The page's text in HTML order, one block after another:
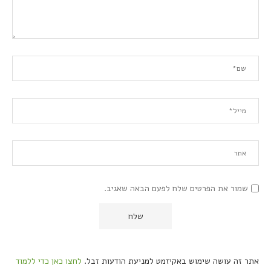
שמור את הפרטים שלח לפעם הבאה שאגיב.
אתר זה עושה שימוש באקיזמט למניעת הודעות זבל. לחצו כאן כדי ללמוד